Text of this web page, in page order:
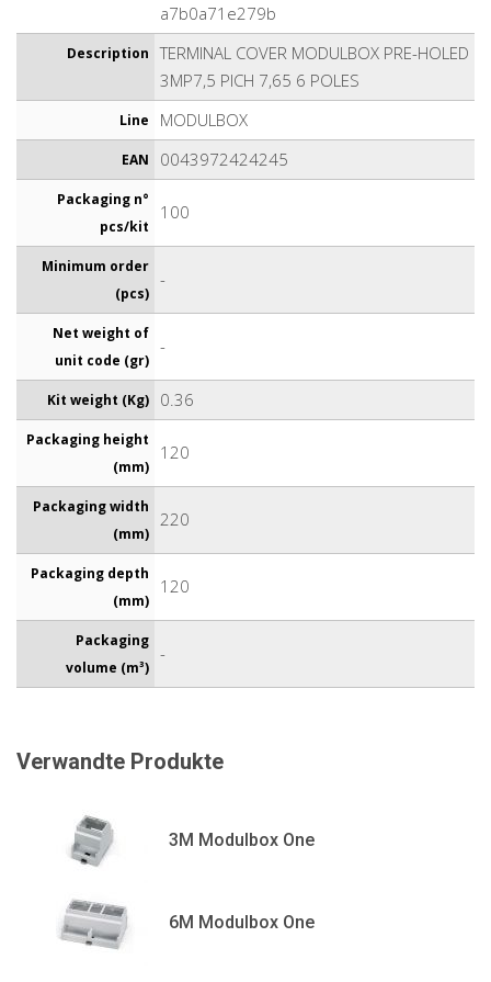
a7b0a71e279b
Description
TERMINAL COVER MODULBOX PRE-HOLED
3MP7,5 PICH 7,65 6 POLES
Line MODULBOX
EAN 0043972424245
Packaging n°
pcs/kit
100
Minimum order
(pcs)
-
Net weight of
unit code (gr)
-
Kit weight (Kg) 0.36
Packaging height
(mm)
120
Packaging width
(mm)
220
Packaging depth
(mm)
120
Packaging
volume (m³)
-
Verwandte Produkte
3M Modulbox One
6M Modulbox One